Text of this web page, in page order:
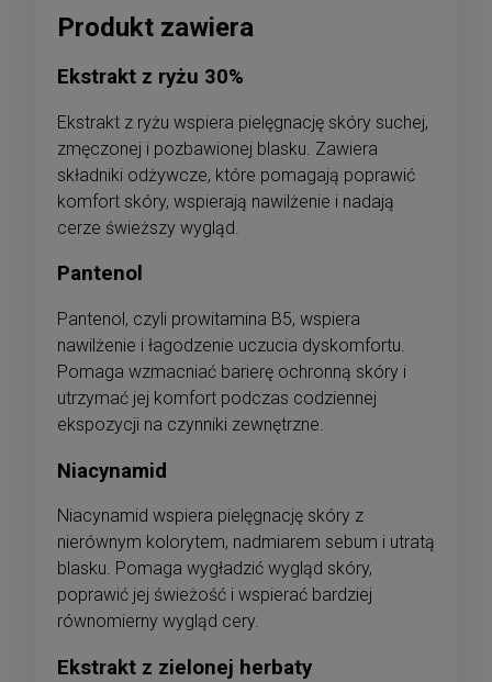
Produkt zawiera
Ekstrakt z ryżu 30%
Ekstrakt z ryżu wspiera pielęgnację skóry suchej,
zmęczonej i pozbawionej blasku. Zawiera
składniki odżywcze, które pomagają poprawić
komfort skóry, wspierają nawilżenie i nadają
cerze świeższy wygląd.
Pantenol
Pantenol, czyli prowitamina B5, wspiera
nawilżenie i łagodzenie uczucia dyskomfortu.
Pomaga wzmacniać barierę ochronną skóry i
utrzymać jej komfort podczas codziennej
ekspozycji na czynniki zewnętrzne.
Niacynamid
Niacynamid wspiera pielęgnację skóry z
nierównym kolorytem, nadmiarem sebum i utratą
blasku. Pomaga wygładzić wygląd skóry,
poprawić jej świeżość i wspierać bardziej
równomierny wygląd cery.
Ekstrakt z zielonej herbaty